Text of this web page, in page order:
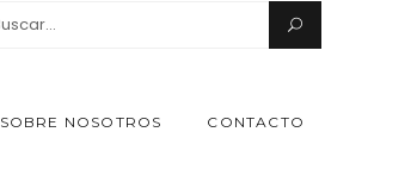
SOBRE NOSOTROS CONTACTO